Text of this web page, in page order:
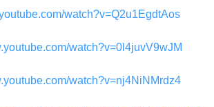
watch?v=Q2u1EgdtAos
watch?v=0l4juvV9wJM
watch?v=nj4NiNMrdz4